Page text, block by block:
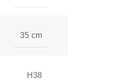
35 cm
H38